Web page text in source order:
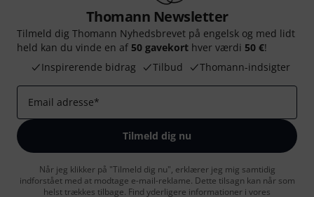
Thomann Newsletter
Tilmeld dig Thomann Nyhedsbrevet på engelsk og med lidt
held kan du vinde en af 50 gavekort hver værdi 50 €!
Inspirerende bidrag
Tilbud Thomann-indsigter
Email adresse*
Tilmeld dig nu
Når jeg klikker på "Tilmeld dig nu", erklærer jeg mig samtidig
indforstået med at modtage e-mail-reklame. Dette tilsagn kan når som
helst trækkes tilbage. Find yderligere informationer i vores